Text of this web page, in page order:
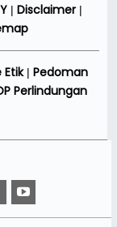
| Disclaimer|
Etik| Pedoman
Perlindungan